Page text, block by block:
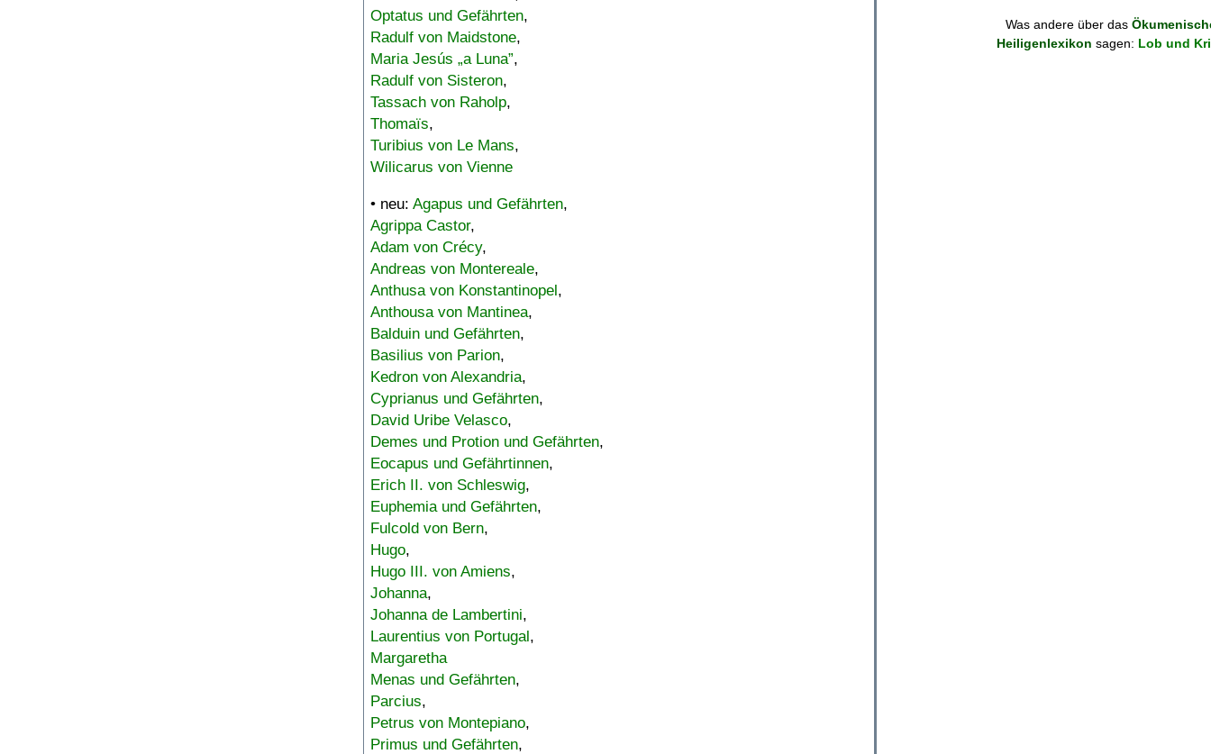
Optatus und Gefährten,
Radulf von Maidstone,
Maria Jesús „a Luna”,
Radulf von Sisteron,
Tassach von Raholp,
Thomaïs,
Turibius von Le Mans,
Wilicarus von Vienne
• neu: Agapus und Gefährten,
Agrippa Castor,
Adam von Crécy,
Andreas von Montereale,
Anthusa von Konstantinopel,
Anthousa von Mantinea,
Balduin und Gefährten,
Basilius von Parion,
Kedron von Alexandria,
Cyprianus und Gefährten,
David Uribe Velasco,
Demes und Protion und Gefährten,
Eocapus und Gefährtinnen,
Erich II. von Schleswig,
Euphemia und Gefährten,
Fulcold von Bern,
Hugo,
Hugo III. von Amiens,
Johanna,
Johanna de Lambertini,
Laurentius von Portugal,
Margaretha
Menas und Gefährten,
Parcius,
Petrus von Montepiano,
Primus und Gefährten,
Was andere über das
Heiligenlexikon sagen: Lob und